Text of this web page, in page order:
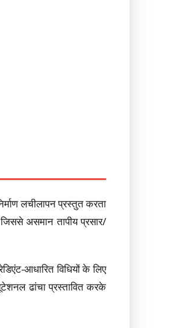
लचीलापन प्रस्तुत करता
असमान तापीय प्रसार/
आधारित विधियों के लिए
ढांचा प्रस्तावित करके